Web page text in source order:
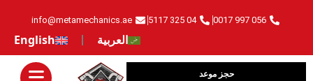
056 997 0017
04 325 5117
info@metamechanics.ae
العربية English
حجز موعد